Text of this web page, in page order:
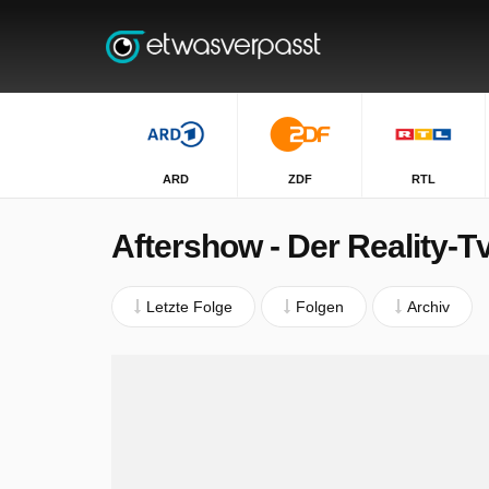
ARD ZDF RTL
Aftershow - Der Reality-
Letzte Folge Folgen Archiv